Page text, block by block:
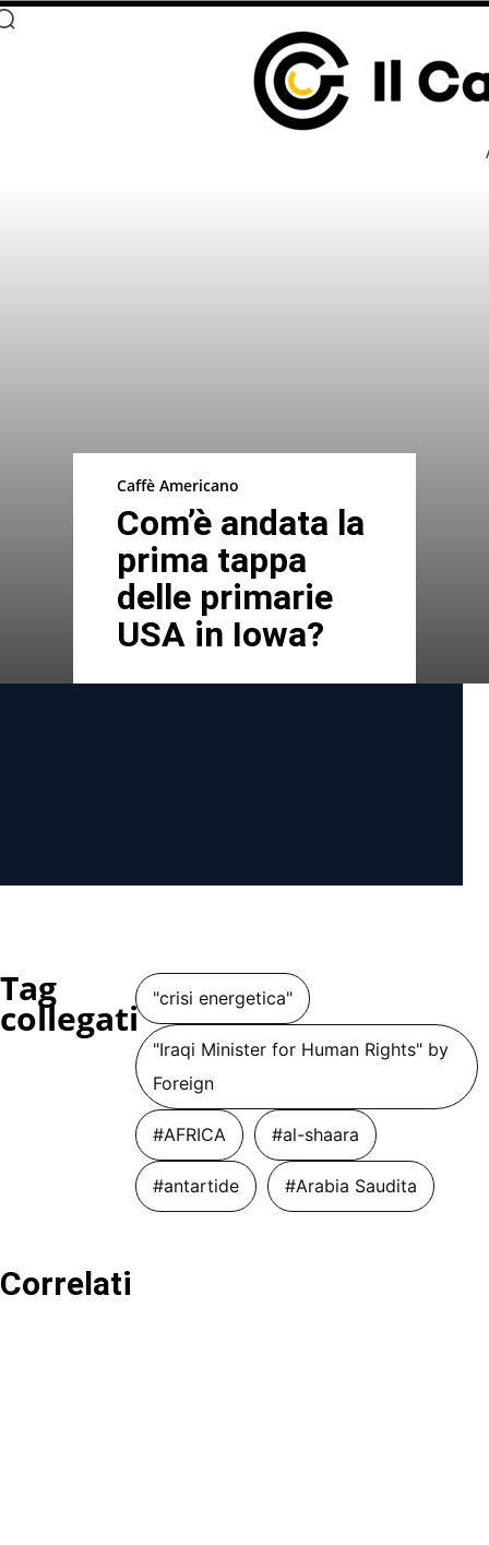
Caffè Americano
Com’è andata la
prima tappa
delle primarie
USA in Iowa?
Tag
collegati "crisi energetica"
"Iraqi Minister for Human Rights" by
Foreign
#AFRICA #al-shaara
#antartide #Arabia Saudita
Correlati